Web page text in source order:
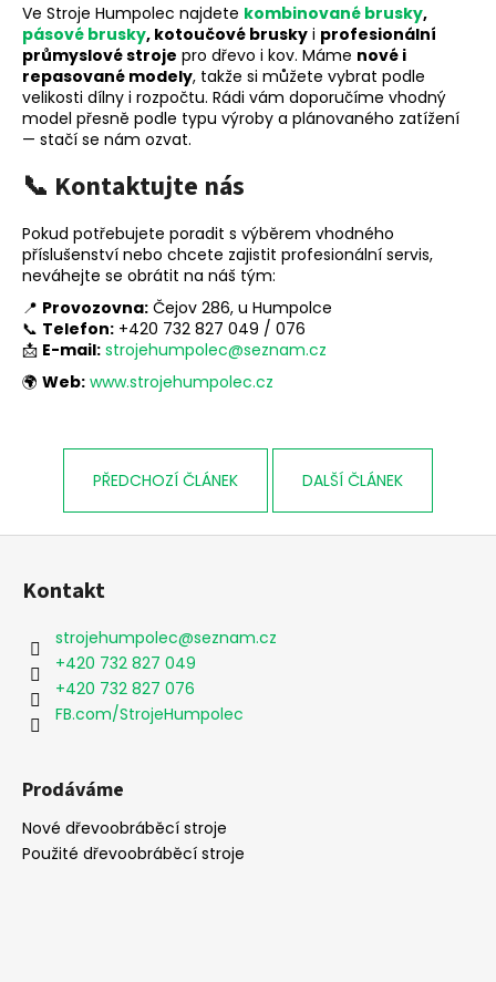
Ve Stroje Humpolec najdete kombinované brusky,
pásové brusky, kotoučové brusky i profesionální
průmyslové stroje pro dřevo i kov. Máme nové i
repasované modely, takže si můžete vybrat podle
velikosti dílny i rozpočtu. Rádi vám doporučíme vhodný
model přesně podle typu výroby a plánovaného zatížení
— stačí se nám ozvat.
📞 Kontaktujte nás
Pokud potřebujete poradit s výběrem vhodného
příslušenství nebo chcete zajistit profesionální servis,
neváhejte se obrátit na náš tým:
📍 Provozovna: Čejov 286, u Humpolce
📞 Telefon: +420 732 827 049 / 076
📩 E-mail: strojehumpolec@seznam.cz
🌍 Web: www.strojehumpolec.cz
PŘEDCHOZÍ ČLÁNEK DALŠÍ ČLÁNEK
Z
Kontakt
strojehumpolec@seznam.cz
+420 732 827 049
+420 732 827 076
FB.com/StrojeHumpolec
Prodáváme
Nové dřevoobráběcí stroje
Použité dřevoobráběcí stroje